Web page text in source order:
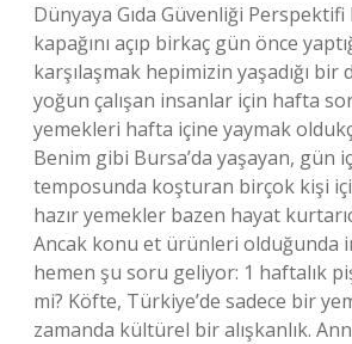
Dünyaya Gıda Güvenliği Perspektifi
kapağını açıp birkaç gün önce
karşılaşmak hepimizin yaşadığı bir
yoğun çalışan insanlar için hafta
yemekleri hafta içine yaymak
Benim gibi Bursa’da yaşayan, gün
temposunda koşturan birçok kişi
hazır yemekler bazen hayat
Ancak konu et ürünleri olduğunda
hemen şu soru geliyor: 1 haftalık
mi? Köfte, Türkiye’de sadece bir
zamanda kültürel bir alışkanlık.